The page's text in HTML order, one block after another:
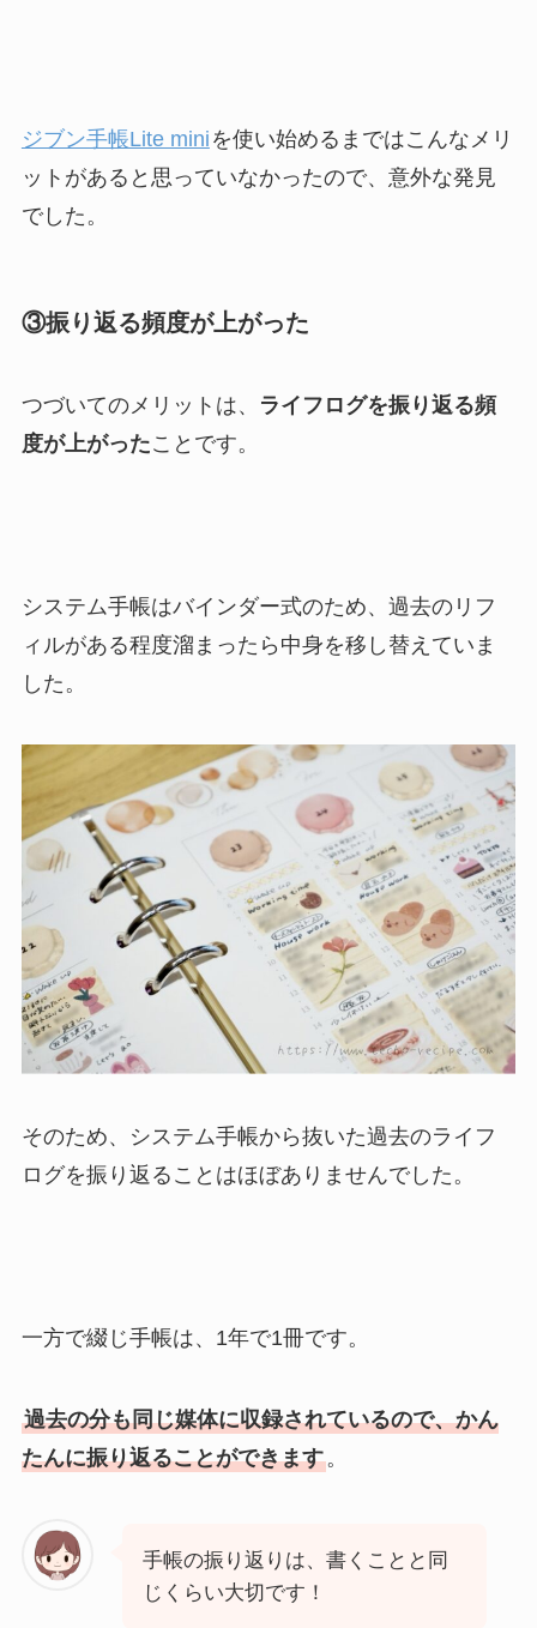
ジブン手帳Lite mini を使い始めるまではこんなメリ
ットがあると思っていなかったので、意外な発見
でした。
③振り返る頻度が上がった
つづいてのメリットは、
ライフログを振り返る頻
度が上がったことです。
システム手帳はバインダー式のため、過去のリフ
ィルがある程度溜まったら中身を移し替えていま
した。
そのため、システム手帳から抜いた過去のライフ
ログを振り返ることはほぼありませんでした。
一方で綴じ手帳は、1年で1冊です。
過去の分も同じ媒体に収録されているので、かん
たんに振り返ることができます。
手帳の振り返りは、書くことと同
じくらい大切です！